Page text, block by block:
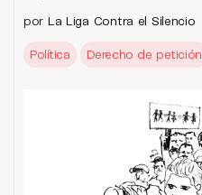
por La Liga Contra el Silencio
Política Derecho de petición